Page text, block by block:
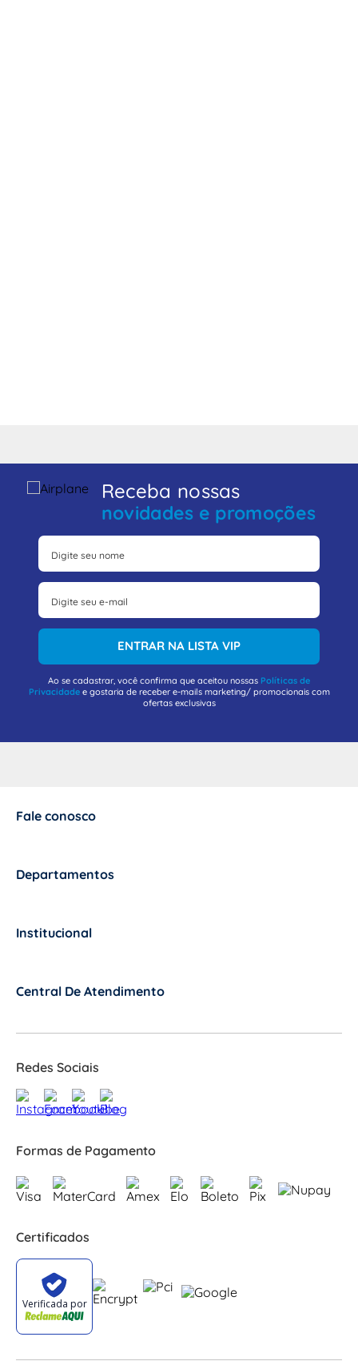
Receba nossas
novidades e promoções
ENTRAR NA LISTA VIP
Ao se cadastrar, você confirma que aceitou nossas Políticas de
Privacidadee gostaria de receber e-mails marketing/ promocionais com
ofertas exclusivas
Fale conosco
Departamentos
Institucional
Central De Atendimento
Redes Sociais
Formas de Pagamento
Certificados